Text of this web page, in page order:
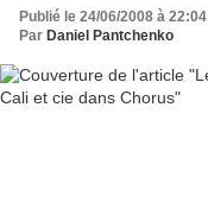
Publié le 24/06/2008 à 22:04
Par Daniel Pantchenko